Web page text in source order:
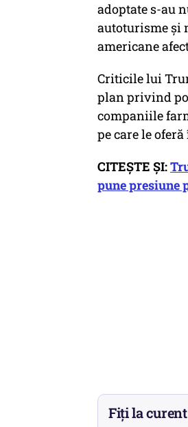
adoptate s-au
autoturisme și
americane
Criticile lui
plan privind
companiile
pe care le
CITEȘTE ȘI:
pune presiune
Fiți la